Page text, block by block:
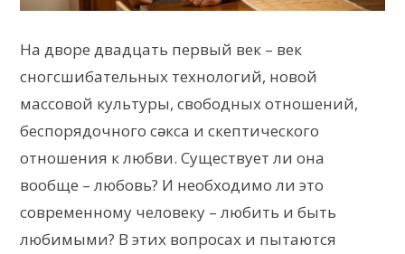
На дворе двадцать первый век – век
сногсшибательных технологий, новой
массовой культуры, свободных отношений,
беспорядочного сǝкса и скептического
отношения к любви. Существует ли она
вообще – любовь? И необходимо ли это
современному человеку – любить и быть
любимыми? В этих вопросах и пытаются